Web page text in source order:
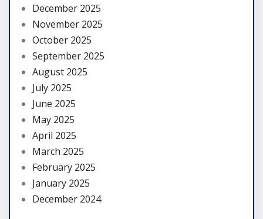
December 2025
November 2025
October 2025
September 2025
August 2025
July 2025
June 2025
May 2025
April 2025
March 2025
February 2025
January 2025
December 2024